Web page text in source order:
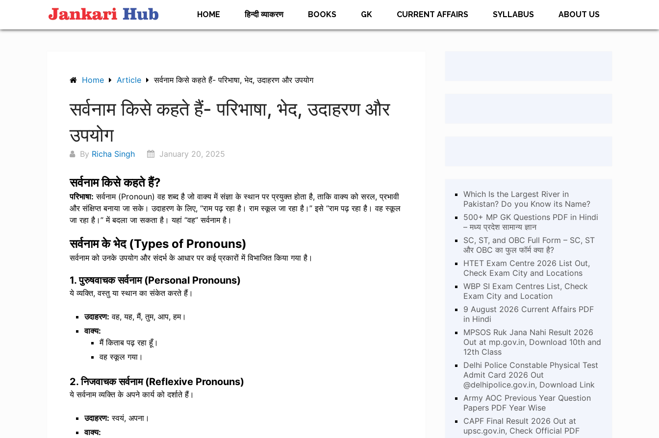
content
HOME हिन्दी व्याकरण BOOKS GK CURRENT AFFAIRS SYLLABUS ABOUT US
Home Article सर्वनाम किसे कहते हैं- परिभाषा, भेद, उदाहरण और उपयोग
सर्वनाम किसे कहते हैं- परिभाषा, भेद, उदाहरण और
उपयोग
By Richa Singh January 20, 2025
सर्वनाम किसे कहते हैं?
परिभाषा: सर्वनाम (Pronoun) वह शब्द है जो वाक्य में संज्ञा के स्थान पर प्रयुक्त होता है, ताकि वाक्य को सरल, प्रभावी
और संक्षिप्त बनाया जा सके। उदाहरण के लिए, “राम पढ़ रहा है। राम स्कूल जा रहा है।” इसे “राम पढ़ रहा है। वह स्कूल
जा रहा है।” में बदला जा सकता है। यहां “वह” सर्वनाम है।
सर्वनाम के भेद (Types of Pronouns)
सर्वनाम को उनके उपयोग और संदर्भ के आधार पर कई प्रकारों में विभाजित किया गया है।
1.पुरुषवाचक सर्वनाम (Personal Pronouns)
ये व्यक्ति, वस्तु या स्थान का संकेत करते हैं।
उदाहरण: वह, यह, मैं, तुम, आप, हम।
वाक्य:
मैं किताब पढ़ रहा हूँ।
वह स्कूल गया।
2.निजवाचक सर्वनाम (Reflexive Pronouns)
ये सर्वनाम व्यक्ति के अपने कार्य को दर्शाते हैं।
उदाहरण: स्वयं, अपना।
वाक्य:
Which Is the Largest River in
Pakistan? Do you Know its Name?
500+ MP GK Questions PDF in Hindi
– मध्य प्रदेश सामान्य ज्ञान
SC, ST, and OBC Full Form – SC, ST
और OBC का फुल फॉर्म क्या है?
HTET Exam Centre 2026 List Out,
Check Exam City and Locations
WBP SI Exam Centres List, Check
Exam City and Location
9 August 2026 Current Affairs PDF
in Hindi
MPSOS Ruk Jana Nahi Result 2026
Out at mp.gov.in, Download 10th and
12th Class
Delhi Police Constable Physical Test
Admit Card 2026 Out
@delhipolice.gov.in, Download Link
Army AOC Previous Year Question
Papers PDF Year Wise
CAPF Final Result 2026 Out at
upsc.gov.in, Check Official PDF